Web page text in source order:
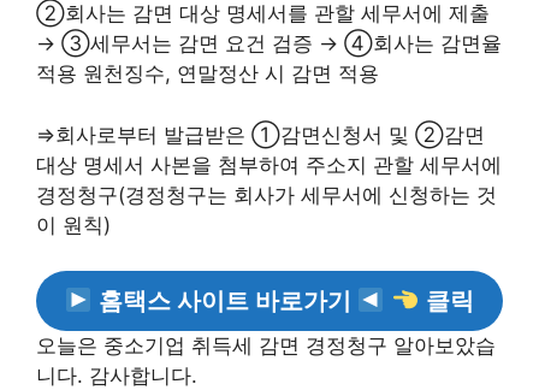
②회사는 감면 대상 명세서를 관할 세무서에 제출
→ ③세무서는 감면 요건 검증 → ④회사는 감면율
적용 원천징수, 연말정산 시 감면 적용
⇒회사로부터 발급받은 ①감면신청서 및 ②감면
대상 명세서 사본을 첨부하여 주소지 관할 세무서에
경정청구(경정청구는 회사가 세무서에 신청하는 것
이 원칙)
홈택스 사이트 바로가기 클릭
오늘은 중소기업 취득세 감면 경정청구 알아보았습
니다. 감사합니다.